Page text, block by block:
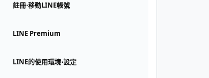
註冊⋅移動LINE帳號
LINE Premium
LINE的使用環境⋅設定